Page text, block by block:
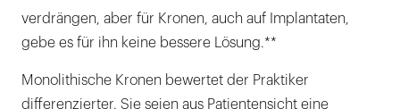
verdrängen, aber für Kronen, auch auf Implantaten,
gebe es für ihn keine bessere Lösung.**
Monolithische Kronen bewertet der Praktiker
differenzierter. Sie seien aus Patientensicht eine